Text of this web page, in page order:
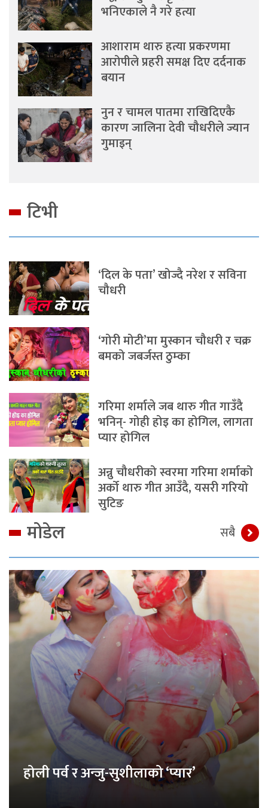
भनिएकाले नै गरे हत्या
आशाराम थारु हत्या प्रकरणमा
आरोपीले प्रहरी समक्ष दिए दर्दनाक
बयान
नुन र चामल पातमा राखिदिएकै
कारण जालिना देवी चौधरीले ज्यान
गुमाइन्
टिभी
‘दिल के पता’ खोज्दै नरेश र सविना
चौधरी
‘गोरी मोटी’मा मुस्कान चौधरी र चक्र
बमको जबर्जस्त ठुम्का
गरिमा शर्माले जब थारु गीत गाउँदै
भनिन्- गोही होइ का होगिल, लागता
प्यार होगिल
अन्नु चौधरीको स्वरमा गरिमा शर्माको
अर्को थारु गीत आउँदै, यसरी गरियो
सुटिङ
मोडेल सबै
होली पर्व र अन्जु-सुशीलाको ‘प्यार’